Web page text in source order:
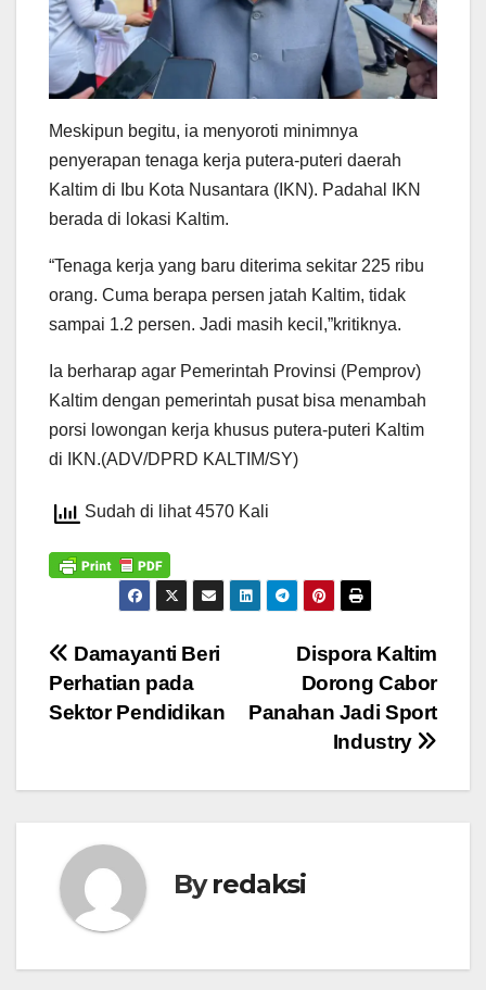
Meskipun begitu, ia menyoroti minimnya
penyerapan tenaga kerja putera-puteri daerah
Kaltim di Ibu Kota Nusantara (IKN). Padahal IKN
berada di lokasi Kaltim.
“Tenaga kerja yang baru diterima sekitar 225 ribu
orang. Cuma berapa persen jatah Kaltim, tidak
sampai 1.2 persen. Jadi masih kecil,”kritiknya.
Ia berharap agar Pemerintah Provinsi (Pemprov)
Kaltim dengan pemerintah pusat bisa menambah
porsi lowongan kerja khusus putera-puteri Kaltim
di IKN.(ADV/DPRD KALTIM/SY)
Sudah di lihat 4570 Kali
Navigasi
pos
Dispora Kaltim
Dorong Cabor
Panahan Jadi Sport
Industry
Damayanti Beri
Perhatian pada
Sektor Pendidikan
Byredaksi